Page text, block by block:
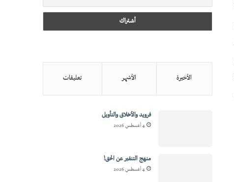
الأخيرة الأشهر تعليقات
فرويد والأخلاق والتأويل
4 أغسطس 2026
منهج التنفير عن الحق!
4 أغسطس 2026